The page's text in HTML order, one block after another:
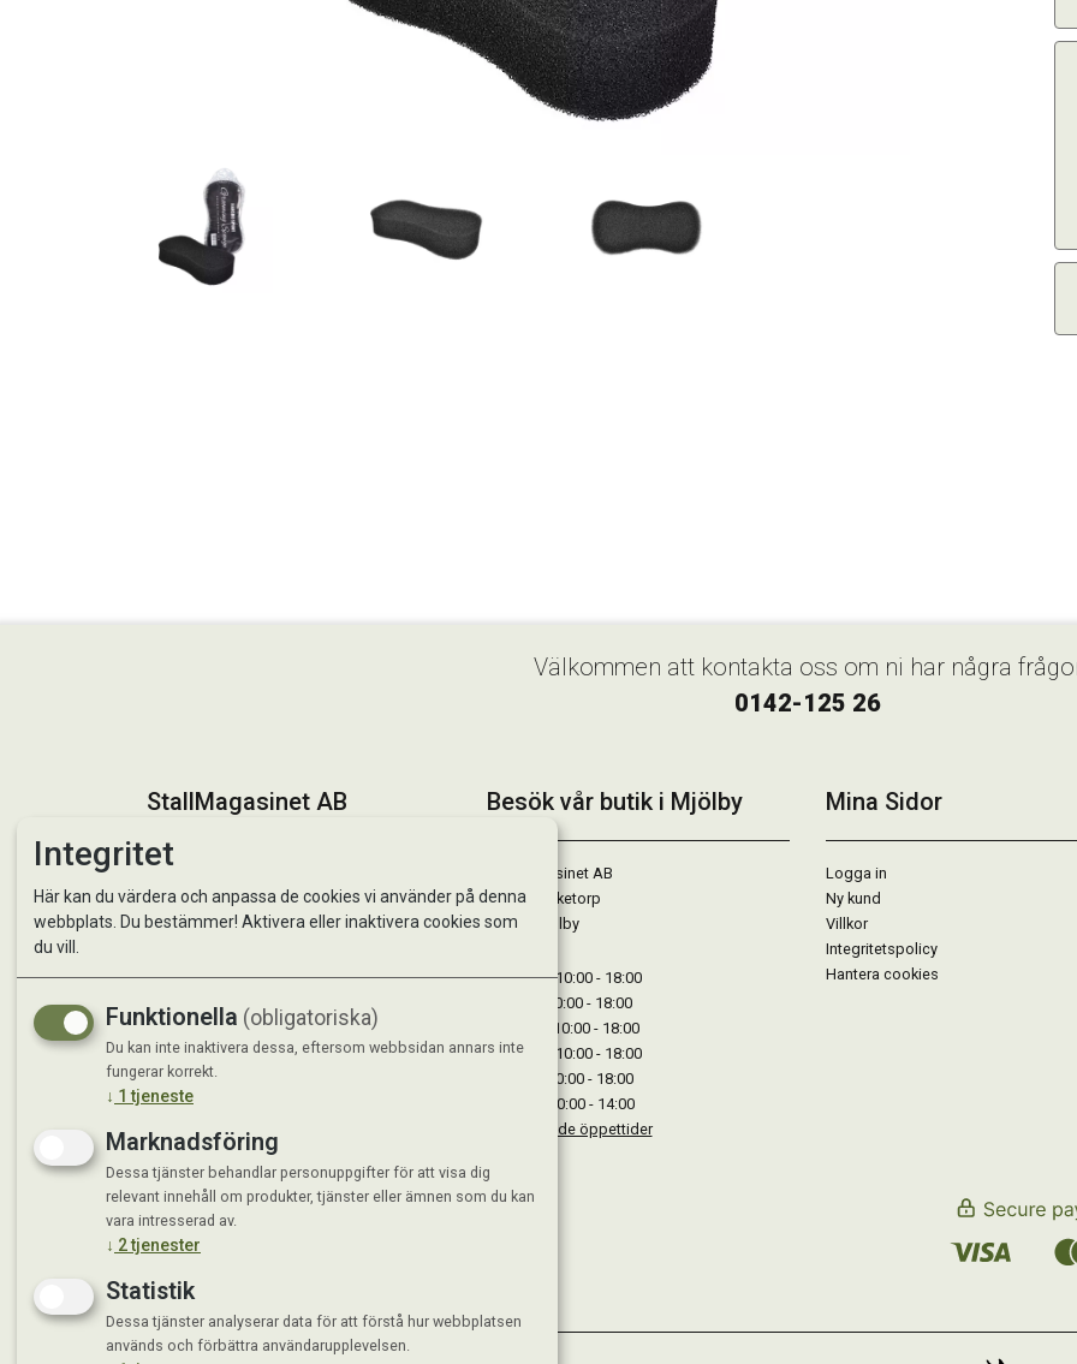
Välkommen att kontakta oss om ni har några
0142-125 26
StallMagasinet AB
Om oss
Besök vår butik i Mjölby
StallMagasinet AB
Västra Lärketorp
59595 Mjölby
Måndag : 10:00 - 18:00
Tisdag : 10:00 - 18:00
Onsdag : 10:00 - 18:00
Torsdag : 10:00 - 18:00
Fredag : 10:00 - 18:00
Lördag : 10:00 - 14:00
Se avvikande öppettider
Mina Sidor
Logga in
Ny kund
Villkor
Integritetspolicy
Hantera cookies
Integritet
Här kan du värdera och anpassa de cookies vi använder på denna
webbplats. Du bestämmer! Aktivera eller inaktivera cookies som
du vill.
Funktionella (obligatoriska)
Du kan inte inaktivera dessa, eftersom webbsidan annars inte
fungerar korrekt.
↓ 1 tjeneste
Marknadsföring
Dessa tjänster behandlar personuppgifter för att visa dig
relevant innehåll om produkter, tjänster eller ämnen som du kan
vara intresserad av.
↓ 2tjenester
Statistik
Dessa tjänster analyserar data för att förstå hur webbplatsen
används och förbättra användarupplevelsen.